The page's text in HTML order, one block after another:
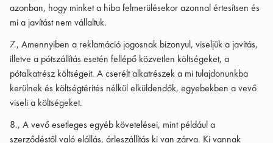
azonban, hogy minket a hiba felmerülésekor azonnal értesítsen és
mi a javítást nem vállaltuk.
7., Amennyiben a reklamáció jogosnak bizonyul, viseljük a javítás,
illetve a pótszállítás esetén fellépő közvetlen költségeket, a
pótalkatrész költségeit. A cserélt alkatrészek a mi tulajdonunkba
kerülnek és költségtérítés nélkül elküldendők, egyebekben a vevő
viseli a költségeket.
8., A vevő esetleges egyéb követelései, mint például a
szerződéstől való elállás, árleszállítás ki van zárva. Ki vannak